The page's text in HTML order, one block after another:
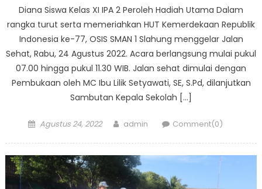
Diana Siswa Kelas XI IPA 2 Peroleh Hadiah Utama Dalam
rangka turut serta memeriahkan HUT Kemerdekaan Republik
Indonesia ke-77, OSIS SMAN 1 Slahung menggelar Jalan
Sehat, Rabu, 24 Agustus 2022. Acara berlangsung mulai pukul
07.00 hingga pukul 11.30 WIB. Jalan sehat dimulai dengan
Pembukaan oleh MC Ibu Lilik Setyawati, SE, S.Pd, dilanjutkan
Sambutan Kepala Sekolah […]
Posted
Agustus 24, 2022 Author
admin Comment(0)